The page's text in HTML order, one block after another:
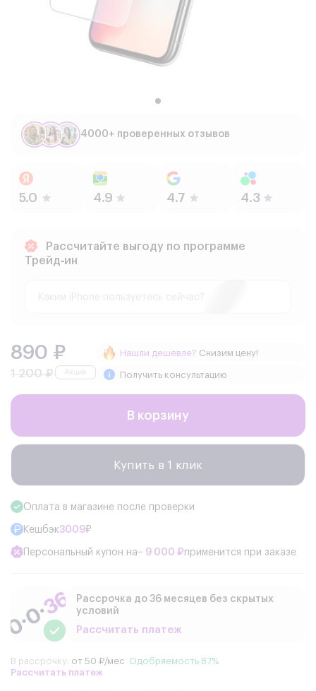
4000+ проверенных отзывов
Рассчитайте выгоду по программе
Трейд‑ин
890 ₽
1 200 ₽
Нашли дешевле? Снизим цену!
Получить консультацию
В корзину
Купить в 1 клик
Оплата в магазине после проверки
Кешбэк3009₽
Персональный купон на− 9 000 ₽применится при заказе
Рассрочка до 36 месяцев без скрытых
условий
Рассчитать платеж
В рассрочку: от 50 ₽/мес Одобряемость 87%
Рассчитать платеж